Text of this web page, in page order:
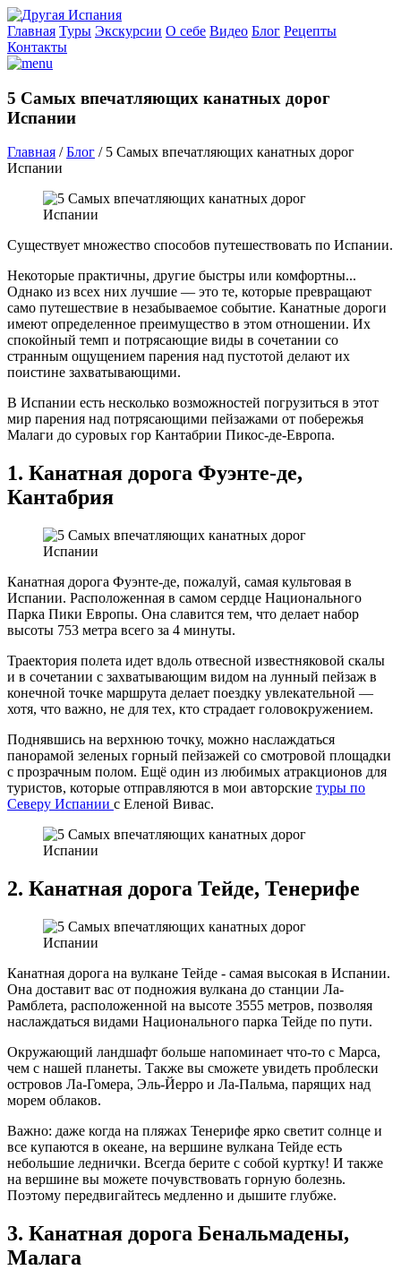
Главная Туры Экскурсии О себе Видео Блог Рецепты
Контакты
5 Самых впечатляющих канатных дорог
Испании
Главная /Блог / 5 Самых впечатляющих канатных дорог
Испании
Существует множество способов путешествовать по Испании.
Некоторые практичны, другие быстры или комфортны...
Однако из всех них лучшие — это те, которые превращают
само путешествие в незабываемое событие. Канатные дороги
имеют определенное преимущество в этом отношении. Их
спокойный темп и потрясающие виды в сочетании со
странным ощущением парения над пустотой делают их
поистине захватывающими.
В Испании есть несколько возможностей погрузиться в этот
мир парения над потрясающими пейзажами от побережья
Малаги до суровых гор Кантабрии Пикос-де-Европа.
1. Канатная дорога Фуэнте-де,
Кантабрия
Канатная дорога Фуэнте-де, пожалуй, самая культовая в
Испании. Расположенная в самом сердце Национального
Парка Пики Европы. Она славится тем, что делает набор
высоты 753 метра всего за 4 минуты.
Траектория полета идет вдоль отвесной известняковой скалы
и в сочетании с захватывающим видом на лунный пейзаж в
конечной точке маршрута делает поездку увлекательной —
хотя, что важно, не для тех, кто страдает головокружением.
Поднявшись на верхнюю точку, можно наслаждаться
панорамой зеленых горный пейзажей со смотровой площадки
с прозрачным полом. Ещё один из любимых атракционов для
туристов, которые отправляются в мои авторские туры по
Северу Испании с Еленой Вивас.
2. Канатная дорога Тейде, Тенерифе
Канатная дорога на вулкане Тейде - самая высокая в Испании.
Она доставит вас от подножия вулкана до станции Ла-
Рамблета, расположенной на высоте 3555 метров, позволяя
наслаждаться видами Национального парка Тейде по пути.
Окружающий ландшафт больше напоминает что-то с Марса,
чем с нашей планеты. Также вы сможете увидеть проблески
островов Ла-Гомера, Эль-Йерро и Ла-Пальма, парящих над
морем облаков.
Важно: даже когда на пляжах Тенерифе ярко светит солнце и
все купаются в океане, на вершине вулкана Тейде есть
небольшие леднички. Всегда берите с собой куртку! И также
на вершине вы можете почувствовать горную болезнь.
Поэтому передвигайтесь медленно и дышите глубже.
3. Канатная дорога Бенальмадены,
Малага